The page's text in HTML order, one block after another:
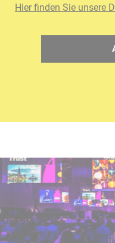
Hier finden Sie unsere